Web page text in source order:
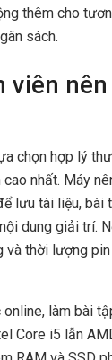
thêm cho
sách.
viên
chọn hợp lý
nhất. Máy
lưu tài liệu, bài
dung giải trí.
và thời lượng
online, làm bài
Core i5 lẫn